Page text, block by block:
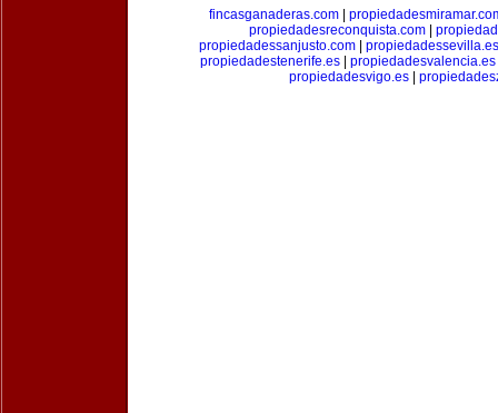
fincasganaderas.com
propiedadesreconquista.com
propiedadessanjusto.com| propiedadessevilla.es
propiedadestenerife.es| propiedadesvalencia.es
propiedadesvigo.es|